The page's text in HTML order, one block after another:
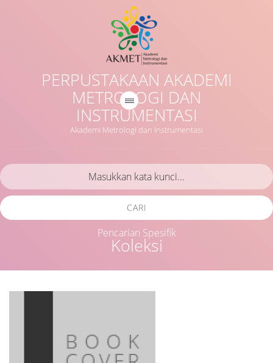
PERPUSTAKAAN AKADEMI
METROLOGI DAN
INSTRUMENTASI
Akademi Metrologi dan Instrumentasi
Koleksi
CARI
Pencarian Spesifik